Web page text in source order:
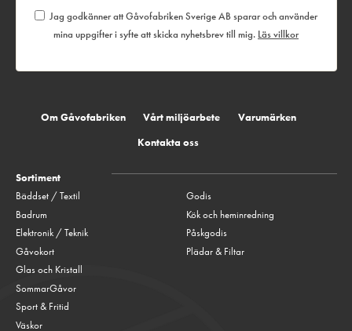
Jag godkänner att Gåvofabriken Sverige AB sparar och använder
mina uppgifter i syfte att skicka nyhetsbrev till mig. Läs villkor
Om Gåvofabriken Vårt miljöarbete
Varumärken
Kontakta oss
Sortiment
Bäddset / Textil
Badrum
Elektronik / Teknik
Gåvokort
Glas och Kristall
Godis
Kök och heminredning
Påskgodis
Plädar & Filtar
SommarGåvor
Sport & Fritid
Väskor